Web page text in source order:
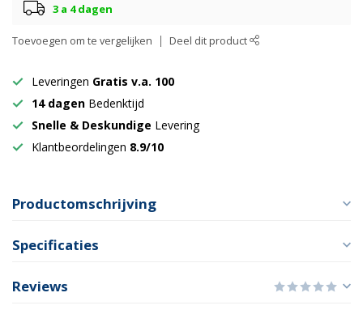
3 a 4 dagen
Toevoegen om te vergelijken Deel dit product
Leveringen Gratis v.a. 100
14 dagen Bedenktijd
Snelle & Deskundige Levering
Klantbeordelingen 8.9/10
Productomschrijving
Specificaties
Reviews